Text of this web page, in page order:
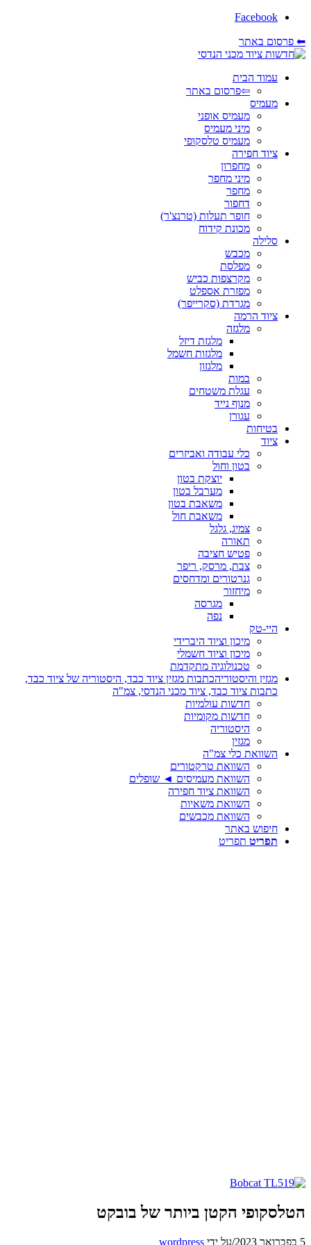
Facebook
⬅ פרסום באתר
עמוד הבית
⇦פרסום באתר
מעמיס
מעמיס אופני
מיני מעמיס
מעמיס טלסקופי
ציוד חפירה
מחפרון
מיני מחפר
מחפר
דחפור
חופר תעלות (טרנצ'ר)
מכונת קידוח
סלילה
מכבש
מפלסת
מקרצפות כביש
מפזרת אספלט
מגרדת (סקרייפר)
ציוד הרמה
מלגזה
מלגזת דיזל
מלגזות חשמל
מלגזון
במות
עגלת משטחים
מנוף נייד
עגורן
בטיחות
ציוד
כלי עבודה ואביזרים
בטון וחול
יוצקת בטון
מערבל בטון
משאבת בטון
משאבת חול
צמיג, גלגל
תאורה
פטיש חציבה
צבת, מרסק, ריפר
גנרטורים ומדחסים
מיחזור
מגרסה
נפה
היי-טק
מיכון וציוד היברידי
מיכון וציוד חשמלי
טכנולוגיה מתקדמת
מגזין והיסטוריהכתבות מגזין ציוד כבד, היסטוריה של ציוד כבד,
כתבות ציוד כבד, ציוד מכני הנדסי, צמ"ה
חדשות עולמיות
חדשות מקומיות
היסטוריה
מגזין
השוואת כלי צמ"ה
השוואת טרקטורים
השוואת מעמיסים ◄ שופלים
השוואת ציוד חפירה
השוואת משאיות
השוואת מכבשים
חיפוש באתר
תפריט תפריט
הטלסקופי הקטן ביותר של בובקט
5 בפברואר 2023 /על ידי wordpress